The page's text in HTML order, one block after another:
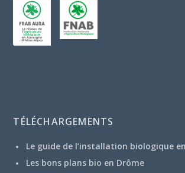
TÉLÉCHARGEMENTS
Le guide de l’installation biologique
Les bons plans bio en Drôme